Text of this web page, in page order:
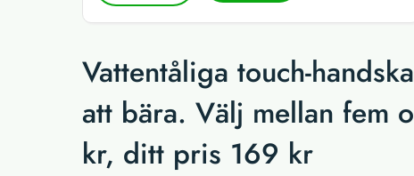
Vattentåliga touch-
att bära. Välj mellan fem
kr, ditt pris 169 kr